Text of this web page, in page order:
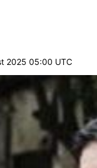
2025 05:00 UTC